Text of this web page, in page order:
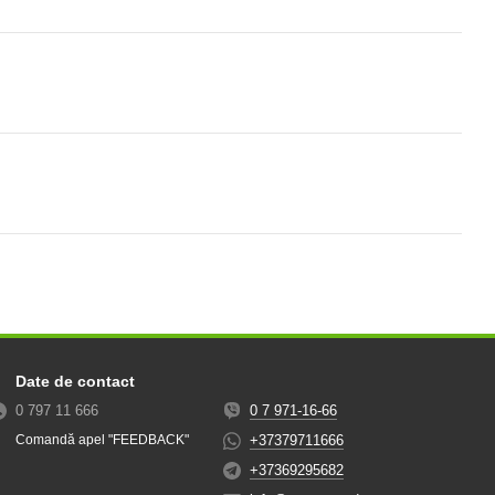
Date de contact
0 797 11 666
Comandă apel "FEEDBACK"
0 7 971-16-66
+37379711666
+37369295682